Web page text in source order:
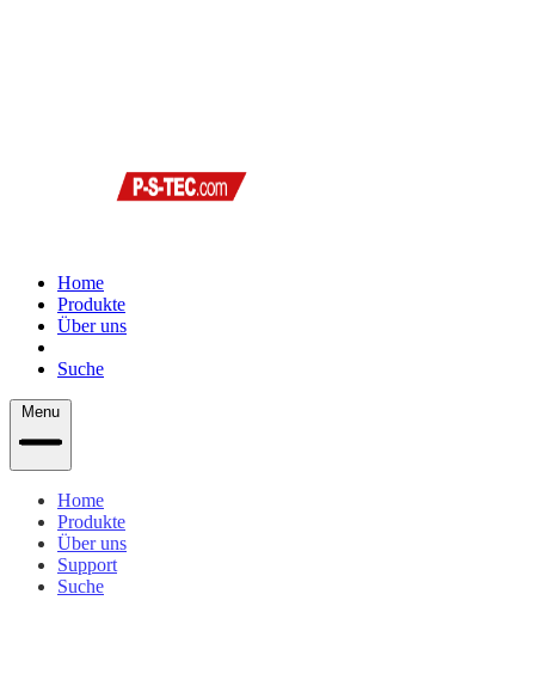
Home
Produkte
Über uns
Suche
Menu
Home
Produkte
Über uns
Support
Suche